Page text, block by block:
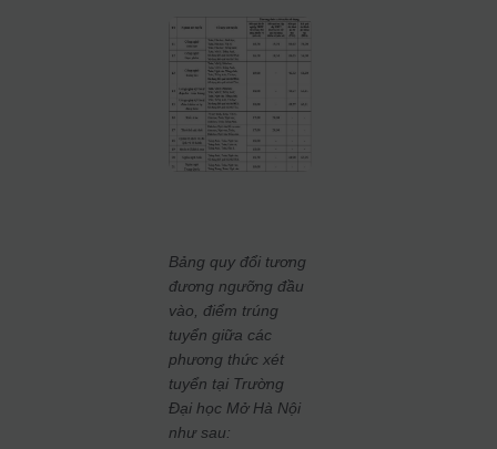
Bảng quy đổi tương
đương ngưỡng đầu
vào, điểm trúng
tuyển giữa các
phương thức xét
tuyển tại Trường
Đại học Mở Hà Nội
như sau: